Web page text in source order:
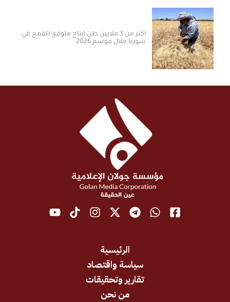
أكثر من 3 ملايين طن إنتاج متوقع للقمح في
سوريا خلال موسم 2026
سياسة واقتصاد
تقارير وتحقيقات